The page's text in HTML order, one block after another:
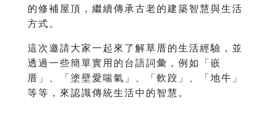
的修補屋頂，繼續傳承古老的建築智慧與生活
方式。
這次邀請大家一起來了解草厝的生活經驗，並
透過一些簡單實用的台語詞彙，例如「嵌
厝」、「塗壁愛喘氣」、「軟跤」、「地牛」
等等，來認識傳統生活中的智慧。